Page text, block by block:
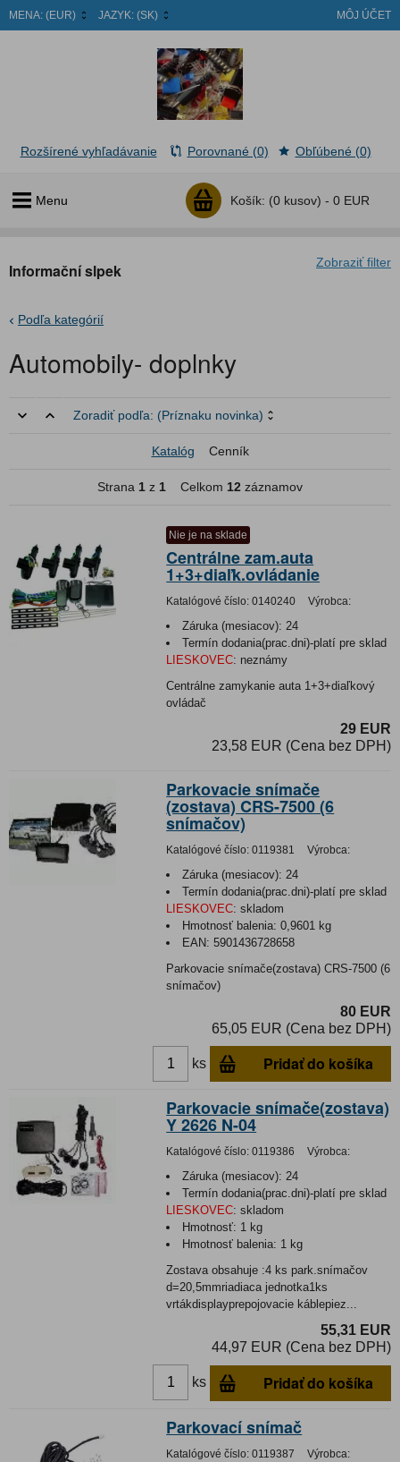
MENA: (EUR) JAZYK: (SK) MÔJ ÚČET
Menu Košík: (0 kusov) - 0 EUR
Rozšírené vyhľadávanie Porovnané (0) Obľúbené (0)
Zobraziť filter
Informační slpek
Podľa kategórií
Automobily- doplnky
Zoradiť podľa: (Príznaku novinka)
Katalóg Cenník
Strana 1 z 1 Celkom 12 záznamov
Nie je na sklade
Centrálne zam.auta
1+3+diaľk.ovládanie
Katalógové číslo: 0140240 Výrobca:
Záruka (mesiacov): 24
Termín dodania(prac.dni)-platí pre sklad
LIESKOVEC: neznámy
Centrálne zamykanie auta 1+3+diaľkový
ovládač
29 EUR
23,58 EUR (Cena bez DPH)
Parkovacie snímače
(zostava) CRS-7500 (6
snímačov)
Katalógové číslo: 0119381 Výrobca:
Záruka (mesiacov): 24
Termín dodania(prac.dni)-platí pre sklad
LIESKOVEC: skladom
Hmotnosť balenia:0,9601 kg
EAN:5901436728658
Parkovacie snímače(zostava) CRS-7500 (6
snímačov)
80 EUR
65,05 EUR (Cena bez DPH)
ks Pridať do košíka
Parkovacie snímače(zostava)
Y 2626 N-04
Katalógové číslo: 0119386 Výrobca:
Záruka (mesiacov): 24
Termín dodania(prac.dni)-platí pre sklad
LIESKOVEC: skladom
Hmotnosť: 1 kg
Hmotnosť balenia: 1 kg
Zostava obsahuje :4 ks park.snímačov
d=20,5mmriadiaca jednotka1ks
vrtákdisplayprepojovacie káblepiez...
55,31 EUR
44,97 EUR (Cena bez DPH)
ks Pridať do košíka
Parkovací snímač
Katalógové číslo: 0119387 Výrobca: